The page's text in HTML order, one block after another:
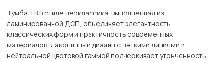
Тумба ТВ в стиле неоклассика, выполненная из
ламинированной ДСП, объединяет элегантность
классических форм и практичность современных
материалов. Лаконичный дизайн с четкими линиями и
нейтральной цветовой гаммой подчеркивает утонченность